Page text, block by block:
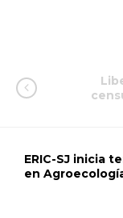
ERIC-SJ inicia
en